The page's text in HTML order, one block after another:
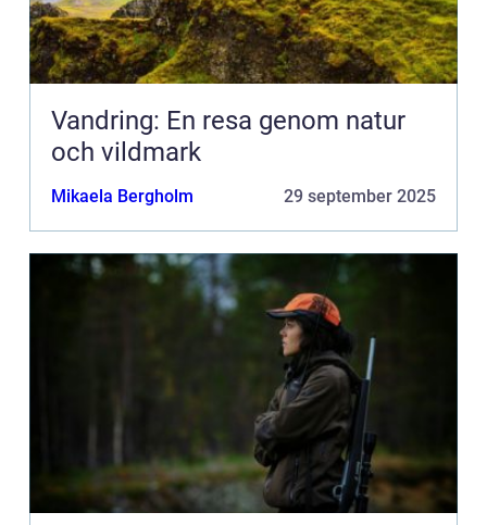
Vandring: En resa genom natur
och vildmark
Mikaela Bergholm 29 september 2025